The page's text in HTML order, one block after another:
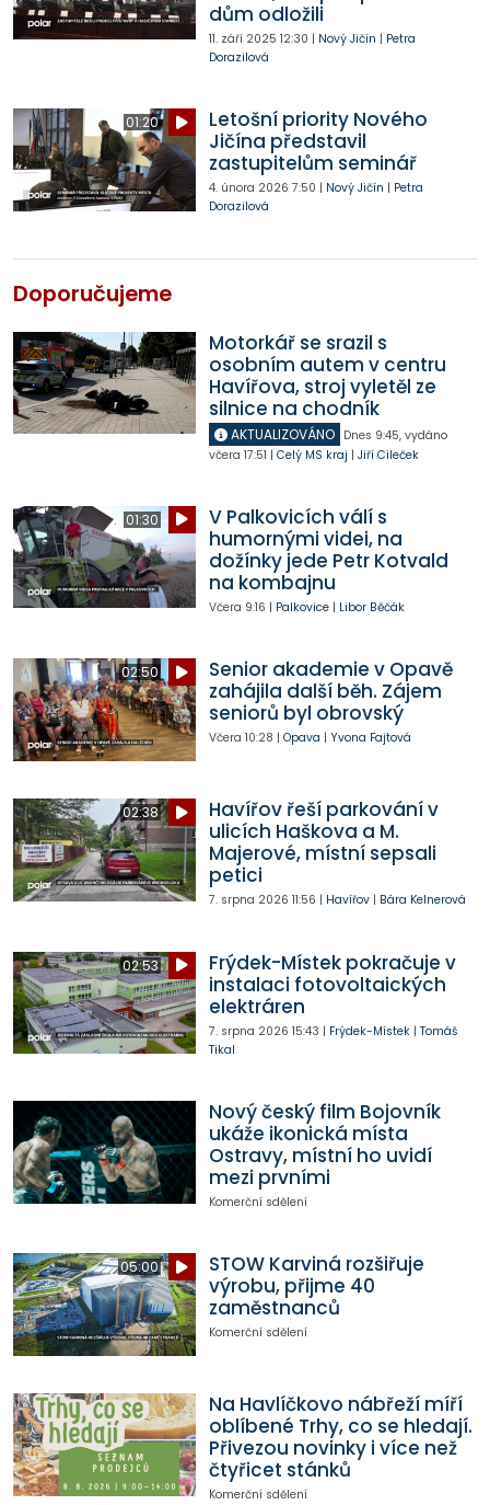
dům odložili
11. září 2025 12:30 | Nový Jičín | Petra
Dorazilová
01:20
Letošní priority Nového
Jičína představil
zastupitelům seminář
4. února 2026 7:50 | Nový Jičín | Petra
Dorazilová
Doporučujeme
Motorkář se srazil s
osobním autem v centru
Havířova, stroj vyletěl ze
silnice na chodník
AKTUALIZOVÁNO Dnes 9:45, vydáno
včera 17:51 | Celý MS kraj | Jiří Cileček
01:30
V Palkovicích válí s
humornými videi, na
dožínky jede Petr Kotvald
na kombajnu
Včera 9:16 | Palkovice| Libor Běčák
02:50
Senior akademie v Opavě
zahájila další běh. Zájem
seniorů byl obrovský
Včera 10:28 | Opava | Yvona Fajtová
02:38
Havířov řeší parkování v
ulicích Haškova a M.
Majerové, místní sepsali
petici
7. srpna 2026 11:56 | Havířov| Bára Kelnerová
02:53
Frýdek-Místek pokračuje v
instalaci fotovoltaických
elektráren
7. srpna 2026 15:43 | Frýdek-Místek| Tomáš
Tikal
Nový český film Bojovník
ukáže ikonická místa
Ostravy, místní ho uvidí
mezi prvními
Komerční sdělení
05:00
STOW Karviná rozšiřuje
výrobu, přijme 40
zaměstnanců
Komerční sdělení
Na Havlíčkovo nábřeží míří
oblíbené Trhy, co se hledají.
Přivezou novinky i více než
čtyřicet stánků
Komerční sdělení